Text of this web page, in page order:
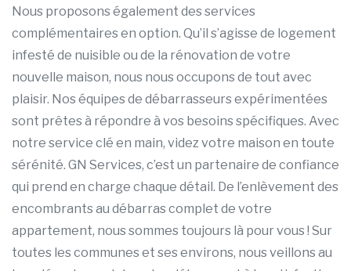
Nous proposons également des services
complémentaires en option. Qu’il s’agisse de logement
infesté de nuisible ou de la rénovation de votre
nouvelle maison, nous nous occupons de tout avec
plaisir. Nos équipes de débarrasseurs expérimentées
sont prêtes à répondre à vos besoins spécifiques. Avec
notre service clé en main, videz votre maison en toute
sérénité. GN Services, c’est un partenaire de confiance
qui prend en charge chaque détail. De l’enlèvement des
encombrants au débarras complet de votre
appartement, nous sommes toujours là pour vous ! Sur
toutes les communes et ses environs, nous veillons au